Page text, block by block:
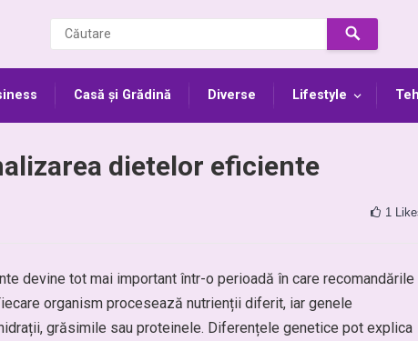
Casă și Grădină Diverse Lifestyle
dietelor eficiente
1
devine tot mai important într-o perioadă în care recomandările
organism procesează nutrienții diferit, iar genele
grăsimile sau proteinele. Diferențele genetice pot explica